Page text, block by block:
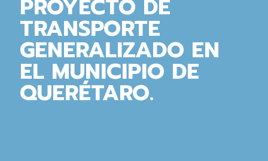
PROYECTO DE
TRANSPORTE
GENERALIZADO EN
EL MUNICIPIO DE
QUERÉTARO.